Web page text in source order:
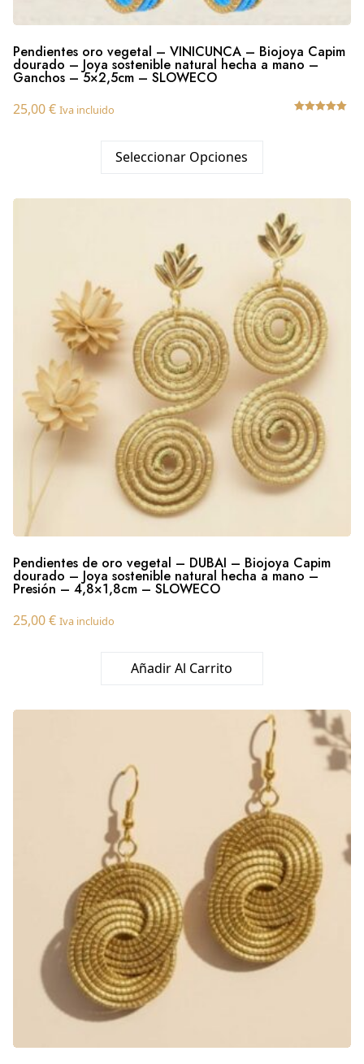
Pendientes oro vegetal – VINICUNCA – Biojoya Capim
dourado – Joya sostenible natural hecha a mano –
Ganchos – 5×2,5cm – SLOWECO
25,00€ Iva incluido
Seleccionar Opciones
Pendientes de oro vegetal – DUBAI – Biojoya Capim
dourado – Joya sostenible natural hecha a mano –
Presión – 4,8×1,8cm – SLOWECO
25,00€ Iva incluido
Añadir Al Carrito